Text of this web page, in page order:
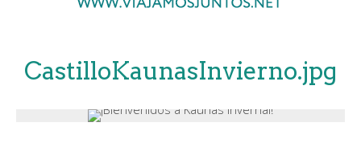
CastilloKaunasInvierno.jpg